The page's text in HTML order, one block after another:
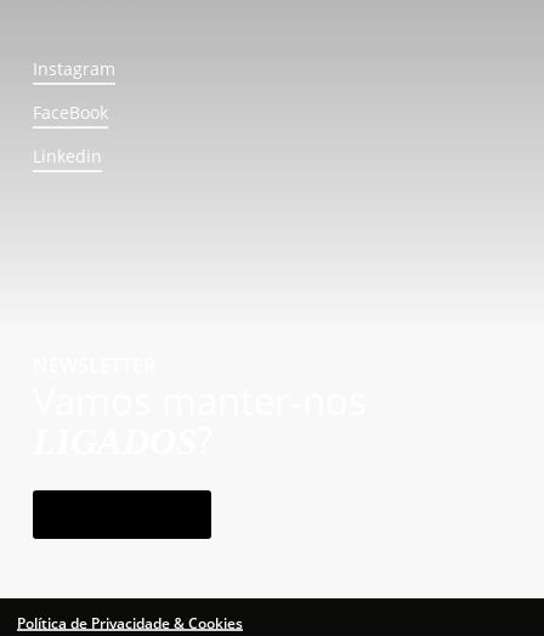
Instagram
FaceBook
Linkedin
Política de Privacidade & Cookies